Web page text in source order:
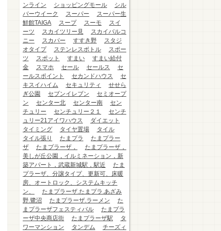
ンライン
ショッピングモール
シル
バーウイーク
スーパー
スーパー生
鮮館TAIGA
スープ スーモ
スイ
ーツ
スカイツリー見
スカイバルコ
ニー
スカパー すすき野
スタジ
オタイプ
ステンレスボトル
スポー
ツ
スポット すまい
すまい給付
金
スマホ セール セールス
セ
ールスポイント
セカンドハウス
セ
キスイハイム
セキュリティ
せせら
ぎ公園
セブンイレブン
セミオープ
ン
センター北 センター南
セン
チュリー
センチュリー２１
センチ
ュリー21アイワハウス
ダイエット
タイミング
タイヤ置場
タイル
タイル張り
たまプラ
たまプラー
ザ
たまプラーザ，
たまプラーザ，
美しが丘公園，イルミネーション，新
築アパート，武蔵新城駅，駅近
たま
プラーザ、分譲タイプ、更新可、床暖
房、オートロック、システムキッチ
ン、
たまプラーザ.たまプラ.あざみ
野.鷺沼
たまプラーザ.ラーメン
た
まプラーザフェスティバル
たまプラ
ーザ中央商店街
たまプラーザ駅
タ
ワーマンション
タンデム
チーズィ